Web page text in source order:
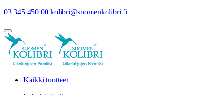
03 345 450 00 kolibri@suomenkolibri.fi
Kaikki tuotteet